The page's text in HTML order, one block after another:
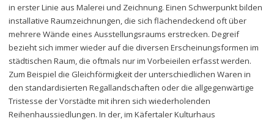
in erster Linie aus Malerei und Zeichnung. Einen Schwerpunkt bilden
installative Raumzeichnungen, die sich flächendeckend oft über
mehrere Wände eines Ausstellungsraums erstrecken. Degreif
bezieht sich immer wieder auf die diversen Erscheinungsformen im
städtischen Raum, die oftmals nur im Vorbeieilen erfasst werden.
Zum Beispiel die Gleichförmigkeit der unterschiedlichen Waren in
den standardisierten Regallandschaften oder die allgegenwärtige
Tristesse der Vorstädte mit ihren sich wiederholenden
Reihenhaussiedlungen. In der, im Käfertaler Kulturhaus